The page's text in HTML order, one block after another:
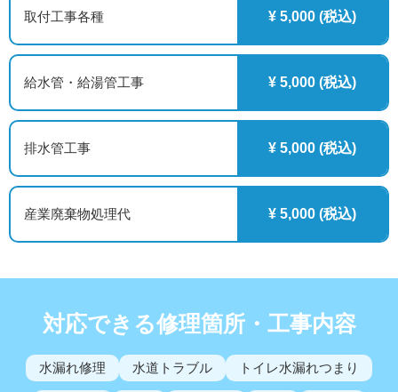
取付工事各種 ¥ 5,000 (税込)
給水管・給湯管工事 ¥ 5,000 (税込)
排水管工事 ¥ 5,000 (税込)
産業廃棄物処理代 ¥ 5,000 (税込)
対応できる修理箇所・工事内容
水漏れ修理 水道トラブル トイレ水漏れつまり